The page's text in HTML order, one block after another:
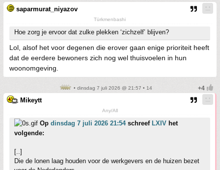
saparmurat_niyazov
Türkmenbashi
Hoe zorg je ervoor dat zulke plekken ‘zichzelf’ blijven?
Lol, alsof het voor degenen die erover gaan enige prioriteit heeft
dat de eerdere bewoners zich nog wel thuisvoelen in hun
woonomgeving.
• dinsdag 7 juli 2026 @ 21:57 • 14
Mikeytt
Any/All
Op dinsdag 7 juli 2026 21:54schreef LXIV het
volgende:
[..]
Die de lonen laag houden voor de werkgevers en de huizen bezet